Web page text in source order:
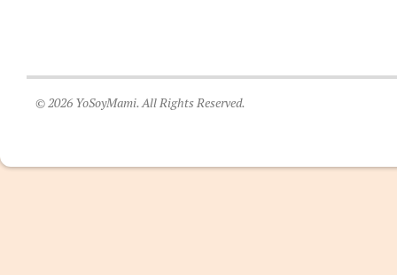
© 2026 YoSoyMami. All Rights Reserved.